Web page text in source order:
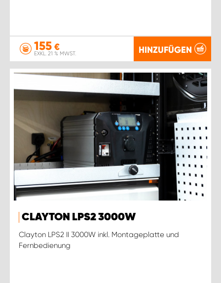
155 €
EXKL. 21 % MWST. HINZUFÜGEN
CLAYTON LPS2 3000W
Clayton LPS2 II 3000W inkl. Montageplatte und
Fernbedienung